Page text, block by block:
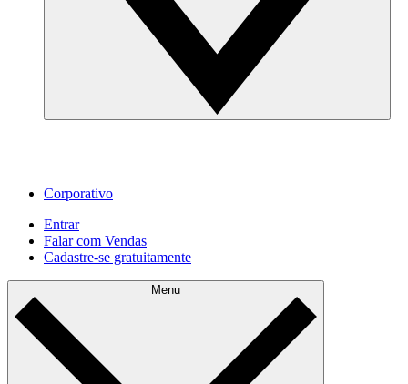
Corporativo
Entrar
Falar com Vendas
Cadastre‐se gratuitamente
Menu